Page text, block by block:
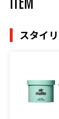
スタイ